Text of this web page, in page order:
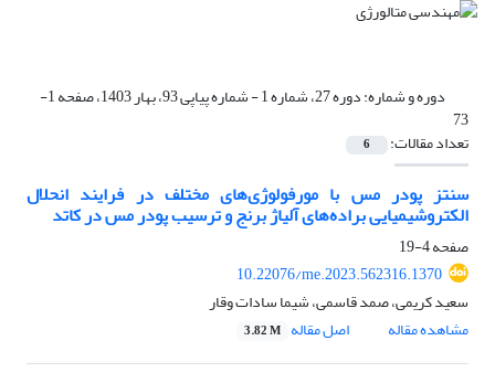
دوره و شماره: دوره 27، شماره 1 - شماره پیاپی 93، بهار 1403، صفحه 1-
73
تعداد مقالات: 6
سنتز پودر مس با مورفولوژی‌های مختلف در فرایند انحلال
الکتروشیمیایی براده‌های آلیاژ برنج و ترسیب پودر مس در کاتد
صفحه4-19
10.22076/me.2023.562316.1370
سعید کریمی، صمد قاسمی، شیما سادات وقار
مشاهده مقاله
اصل مقاله 3.82 M